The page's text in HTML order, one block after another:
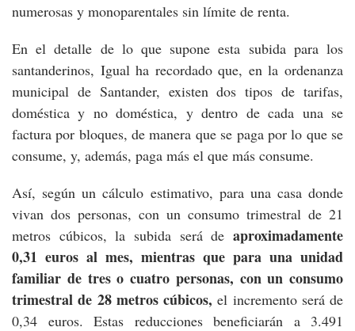
numerosas y monoparentales sin límite de renta.
En el detalle de lo que supone esta subida para los
santanderinos, Igual ha recordado que, en la ordenanza
municipal de Santander, existen dos tipos de tarifas,
doméstica y no doméstica, y dentro de cada una se
factura por bloques, de manera que se paga por lo que se
consume, y, además, paga más el que más consume.
Así, según un cálculo estimativo, para una casa donde
vivan dos personas, con un consumo trimestral de 21
metros cúbicos, la subida será de aproximadamente
0,31 euros al mes, mientras que para una unidad
familiar de tres o cuatro personas, con un consumo
trimestral de 28 metros cúbicos, el incremento será de
0,34 euros. Estas reducciones beneficiarán a 3.491